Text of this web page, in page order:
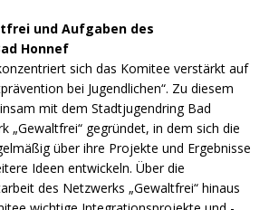
und Aufgaben des
Honnef
sich das Komitee verstärkt auf
bei Jugendlichen“. Zu diesem
mit dem Stadtjugendring Bad
„Gewaltfrei“ gegründet, in dem sich die
über ihre Projekte und Ergebnisse
Ideen entwickeln. Über die
des Netzwerks „Gewaltfrei“ hinaus